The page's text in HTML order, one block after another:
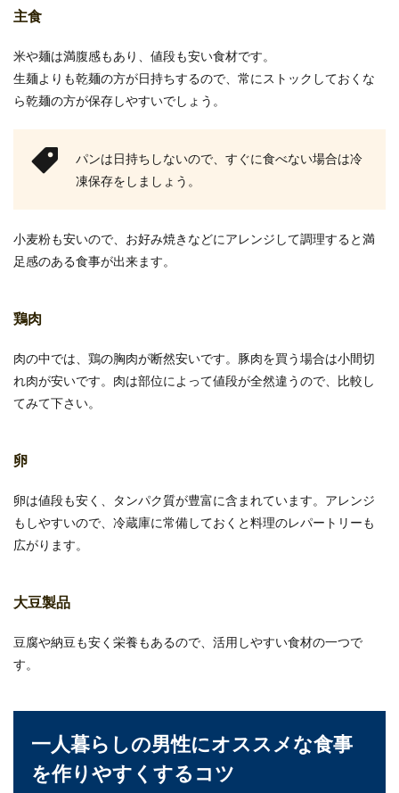
主食
米や麺は満腹感もあり、値段も安い食材です。
生麺よりも乾麺の方が日持ちするので、常にストックしておくな
ら乾麺の方が保存しやすいでしょう。
パンは日持ちしないので、すぐに食べない場合は冷
凍保存をしましょう。
小麦粉も安いので、お好み焼きなどにアレンジして調理すると満
足感のある食事が出来ます。
鶏肉
肉の中では、鶏の胸肉が断然安いです。豚肉を買う場合は小間切
れ肉が安いです。肉は部位によって値段が全然違うので、比較し
てみて下さい。
卵
卵は値段も安く、タンパク質が豊富に含まれています。アレンジ
もしやすいので、冷蔵庫に常備しておくと料理のレパートリーも
広がります。
大豆製品
豆腐や納豆も安く栄養もあるので、活用しやすい食材の一つで
す。
一人暮らしの男性にオススメな食事
を作りやすくするコツ